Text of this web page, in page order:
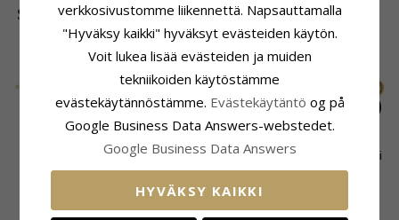
SUOSITUIMMAT TUOTTEET LUOKASSA
13 x 8 mm Siersbøl
dagmarristi
CHANTI hinta 39,-
15 mm Siersbøl
tähtikuvio skorpioni
riipus kullattua
hopeaa
CHANTI hinta 39,-
Siersbøl dagmarristi
korvarenkaat
CHANTI hinta
verkkosivustomme liikennettä. Napsauttamalla
"Hyväksy kaikki" hyväksyt evästeiden käytön.
Voit lukea lisää evästeiden ja muiden
tekniikoiden käytöstämme
evästekäytännöstämme. Evästekäytäntö og på
Google Business Data Answers-webstedet.
Google Business Data Answers
HYVÄKSY KAIKKI